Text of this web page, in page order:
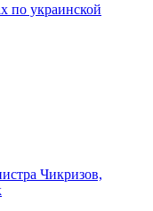
по украинской
Чикризов,